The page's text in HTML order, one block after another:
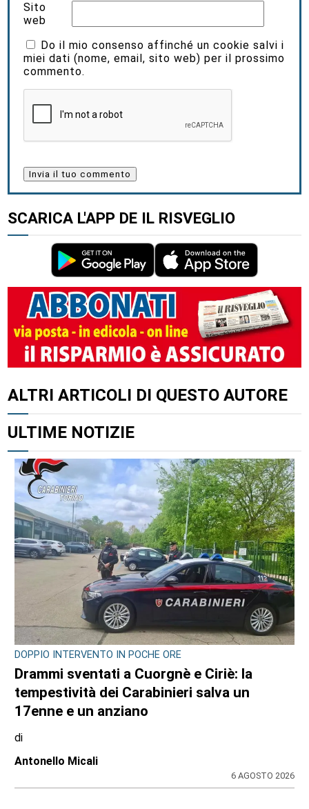
Sito
web
Do il mio consenso affinché un cookie salvi i
miei dati (nome, email, sito web) per il prossimo
commento.
SCARICA L'APP DE IL RISVEGLIO
ALTRI ARTICOLI DI QUESTO AUTORE
ULTIME NOTIZIE
DOPPIO INTERVENTO IN POCHE ORE
Drammi sventati a Cuorgnè e Ciriè: la
tempestività dei Carabinieri salva un
17enne e un anziano
di
Antonello Micali
6 AGOSTO 2026